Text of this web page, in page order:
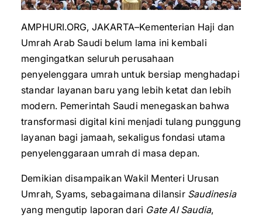
AMPHURI.ORG, JAKARTA–Kementerian Haji dan
Umrah Arab Saudi belum lama ini kembali
mengingatkan seluruh perusahaan
penyelenggara umrah untuk bersiap menghadapi
standar layanan baru yang lebih ketat dan lebih
modern. Pemerintah Saudi menegaskan bahwa
transformasi digital kini menjadi tulang punggung
layanan bagi jamaah, sekaligus fondasi utama
penyelenggaraan umrah di masa depan.
Demikian disampaikan Wakil Menteri Urusan
Umrah, Syams, sebagaimana dilansir Saudinesia
yang mengutip laporan dari Gate Al Saudia,